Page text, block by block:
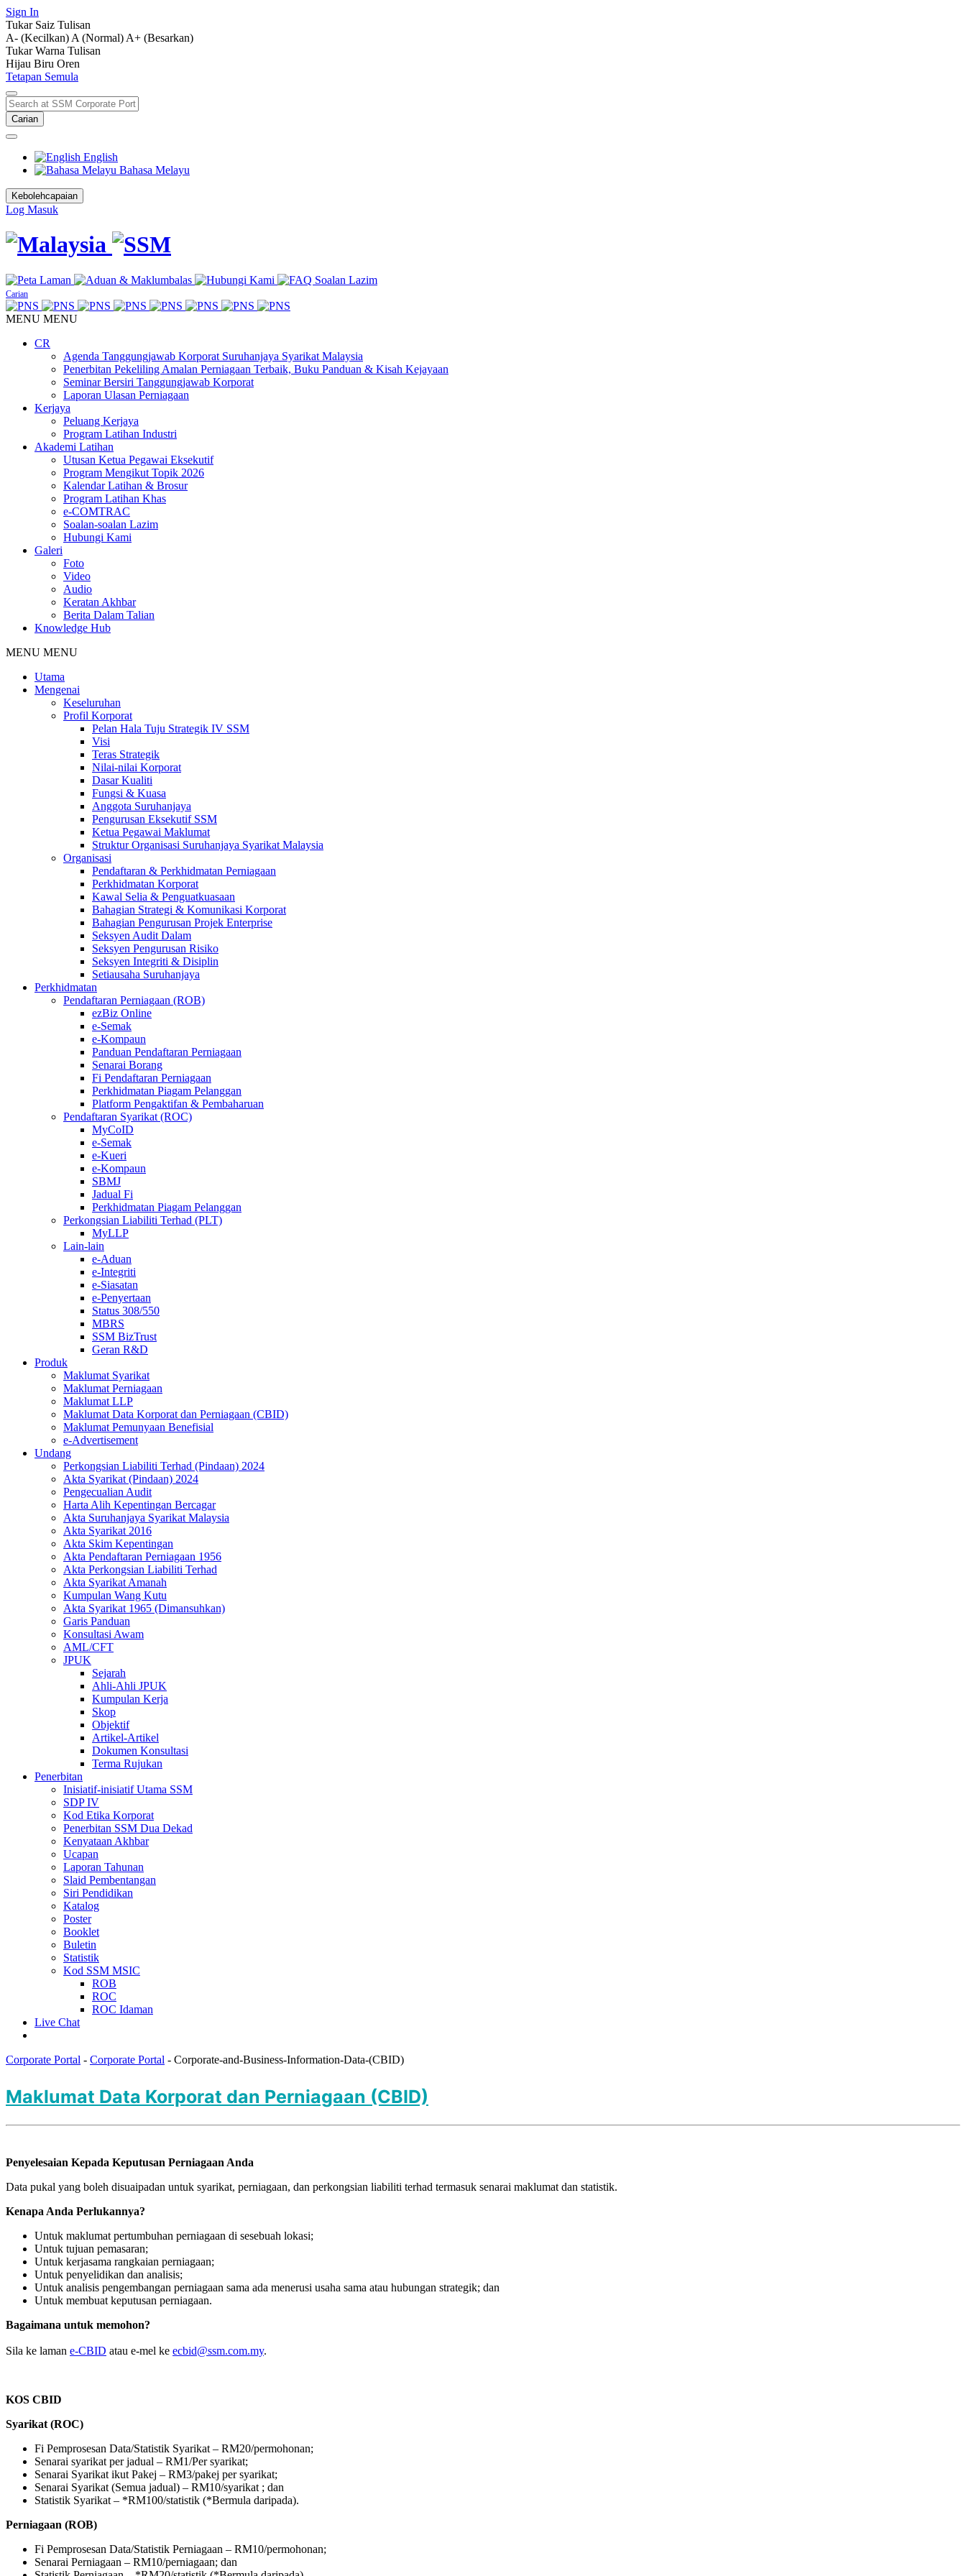
Sign In
Tukar Saiz Tulisan
A- (Kecilkan) A (Normal) A+ (Besarkan)
Tukar Warna Tulisan
Hijau Biru Oren
Tetapan Semula
Carian
English
Bahasa Melayu
Kebolehcapaian
Log Masuk
Carian
MENU MENU
CR
Agenda Tanggungjawab Korporat Suruhanjaya Syarikat Malaysia
Penerbitan Pekeliling Amalan Perniagaan Terbaik, Buku Panduan & Kisah Kejayaan
Seminar Bersiri Tanggungjawab Korporat
Laporan Ulasan Perniagaan
Kerjaya
Peluang Kerjaya
Program Latihan Industri
Akademi Latihan
Utusan Ketua Pegawai Eksekutif
Program Mengikut Topik 2026
Kalendar Latihan & Brosur
Program Latihan Khas
e-COMTRAC
Soalan-soalan Lazim
Hubungi Kami
Galeri
Foto
Video
Audio
Keratan Akhbar
Berita Dalam Talian
Knowledge Hub
MENU MENU
Utama
Mengenai
Keseluruhan
Profil Korporat
Pelan Hala Tuju Strategik IV SSM
Visi
Teras Strategik
Nilai-nilai Korporat
Dasar Kualiti
Fungsi & Kuasa
Anggota Suruhanjaya
Pengurusan Eksekutif SSM
Ketua Pegawai Maklumat
Struktur Organisasi Suruhanjaya Syarikat Malaysia
Organisasi
Pendaftaran & Perkhidmatan Perniagaan
Perkhidmatan Korporat
Kawal Selia & Penguatkuasaan
Bahagian Strategi & Komunikasi Korporat
Bahagian Pengurusan Projek Enterprise
Seksyen Audit Dalam
Seksyen Pengurusan Risiko
Seksyen Integriti & Disiplin
Setiausaha Suruhanjaya
Perkhidmatan
Pendaftaran Perniagaan (ROB)
ezBiz Online
e-Semak
e-Kompaun
Panduan Pendaftaran Perniagaan
Senarai Borang
Fi Pendaftaran Perniagaan
Perkhidmatan Piagam Pelanggan
Platform Pengaktifan & Pembaharuan
Pendaftaran Syarikat (ROC)
MyCoID
e-Semak
e-Kueri
e-Kompaun
SBMJ
Jadual Fi
Perkhidmatan Piagam Pelanggan
Perkongsian Liabiliti Terhad (PLT)
MyLLP
Lain-lain
e-Aduan
e-Integriti
e-Siasatan
e-Penyertaan
Status 308/550
MBRS
SSM BizTrust
Geran R&D
Produk
Maklumat Syarikat
Maklumat Perniagaan
Maklumat LLP
Maklumat Data Korporat dan Perniagaan (CBID)
Maklumat Pemunyaan Benefisial
e-Advertisement
Undang
Perkongsian Liabiliti Terhad (Pindaan) 2024​​​​​​​​​​​​​
Akta Syarikat (Pindaan) 2024​​​​​​​​​​​​
Pengecualian Audit
Harta Alih Kepentingan Bercagar
Akta Suruhanjaya Syarikat Malaysia
Akta Syarikat 2016
Akta Skim Kepentingan
Akta Pendaftaran Perniagaan 1956
Akta Perkongsian Liabiliti Terhad
Akta Syarikat Amanah
Kumpulan Wang Kutu
Akta Syarikat 1965 (Dimansuhkan)
Garis Panduan
Konsultasi Awam
AML/CFT
JPUK
Sejarah
Ahli-Ahli JPUK
Kumpulan Kerja
Skop
Objektif
Artikel-Artikel
Dokumen Konsultasi
Terma Rujukan
Penerbitan
Inisiatif-inisiatif Utama SSM
SDP IV
Kod Etika Korporat
Penerbitan SSM Dua Dekad
Kenyataan Akhbar
Ucapan
Laporan Tahunan
Slaid Pembentangan
Siri Pendidikan
Katalog
Poster
Booklet
Buletin
Statistik
Kod SSM MSIC
ROB
ROC
ROC Idaman
Live Chat
Corporate Portal - Corporate Portal - Corporate-and-Business-Information-Data-(CBID)
Maklumat Data Korporat dan Perniagaan (CBID)
Penyelesaian Kepada Keputusan Perniagaan Anda
Data pukal yang boleh disuaipadan untuk syarikat, perniagaan, dan perkongsian liabiliti terhad termasuk senarai maklumat dan statistik.
Kenapa Anda Perlukannya?
Untuk maklumat pertumbuhan perniagaan di sesebuah lokasi;
Untuk tujuan pemasaran;
Untuk kerjasama rangkaian perniagaan;
Untuk penyelidikan dan analisis;
Untuk analisis pengembangan perniagaan sa​ma ada menerusi usaha sama atau hubungan strategik; dan
Untuk membuat keputusan perniagaan.
Bagaimana untuk memohon?
Sila ke laman e-CBID atau e-mel ke ecbid@ssm.com.my.
KOS CBID
Syarikat (ROC)
Fi Pemprosesan Data/Statistik Syarikat – RM20/permohonan;
Senarai syarikat per jadual – RM1/Per syarikat;
Senarai Syarikat ikut Pakej – RM3/pakej per syarikat;
Senarai Syarikat (Semua jadual) – RM10/syarikat ; dan
Statistik Syarikat – *RM100/statistik (*Bermula daripada).
Perniagaan (ROB)
Fi Pemprosesan Data/Statistik Perniagaan – RM10/permohonan;
Senarai Perniagaan – RM10/perniagaan; dan